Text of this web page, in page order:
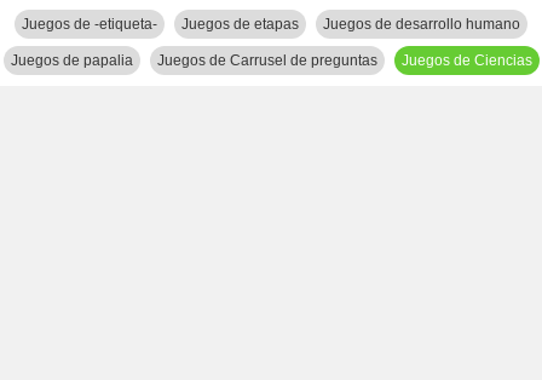
Juegos de -etiqueta- Juegos de etapas Juegos de desarrollo humano
Juegos de papalia Juegos de Carrusel de preguntas Juegos de Ciencias